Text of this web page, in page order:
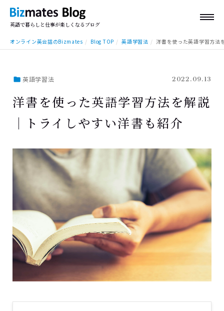
英語で暮らしと仕事が楽しくなるブログ
オンライン英会話のBizmates Blog TOP 英語学習法 洋書を使った英語学習方法
英語学習法 2022.09.13
洋書を使った英語学習方法を解説
｜トライしやすい洋書も紹介